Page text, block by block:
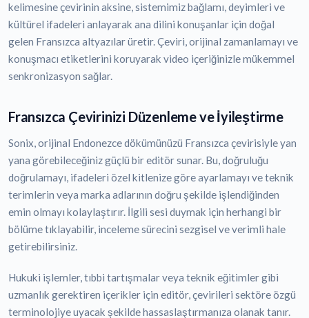
kelimesine çevirinin aksine, sistemimiz bağlamı, deyimleri ve
kültürel ifadeleri anlayarak ana dilini konuşanlar için doğal
gelen Fransızca altyazılar üretir. Çeviri, orijinal zamanlamayı ve
konuşmacı etiketlerini koruyarak video içeriğinizle mükemmel
senkronizasyon sağlar.
Fransızca Çevirinizi Düzenleme ve İyileştirme
Sonix, orijinal Endonezce dökümünüzü Fransızca çevirisiyle yan
yana görebileceğiniz güçlü bir editör sunar. Bu, doğruluğu
doğrulamayı, ifadeleri özel kitlenize göre ayarlamayı ve teknik
terimlerin veya marka adlarının doğru şekilde işlendiğinden
emin olmayı kolaylaştırır. İlgili sesi duymak için herhangi bir
bölüme tıklayabilir, inceleme sürecini sezgisel ve verimli hale
getirebilirsiniz.
Hukuki işlemler, tıbbi tartışmalar veya teknik eğitimler gibi
uzmanlık gerektiren içerikler için editör, çevirileri sektöre özgü
terminolojiye uyacak şekilde hassaslaştırmanıza olanak tanır.